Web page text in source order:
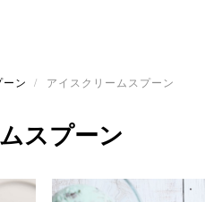
ーン アイスクリームスプーン
スプーン